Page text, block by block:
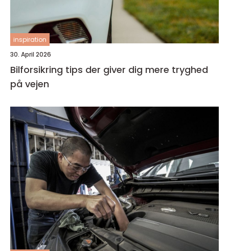
inspiration
30. April 2026
Bilforsikring tips der giver dig mere tryghed
på vejen